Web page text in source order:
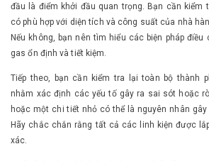
đầu là điểm khởi đầu quan trọng. Bạn cần kiểm
có phù hợp với diện tích và công suất của nhà
Nếu không, bạn nên tìm hiểu các biện pháp
gas ổn định và tiết kiệm.
Tiếp theo, bạn cần kiểm tra lại toàn bộ thành
nhằm xác định các yếu tố gây ra sai sót hoặc
hoặc một chi tiết nhỏ có thể là nguyên nhân
Hãy chắc chắn rằng tất cả các linh kiện được
xác.